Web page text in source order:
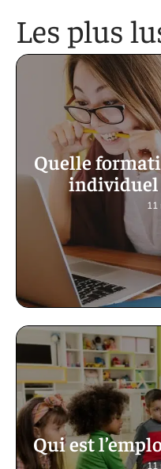
Les plus
Quelle
individuel
11
Qui est
11